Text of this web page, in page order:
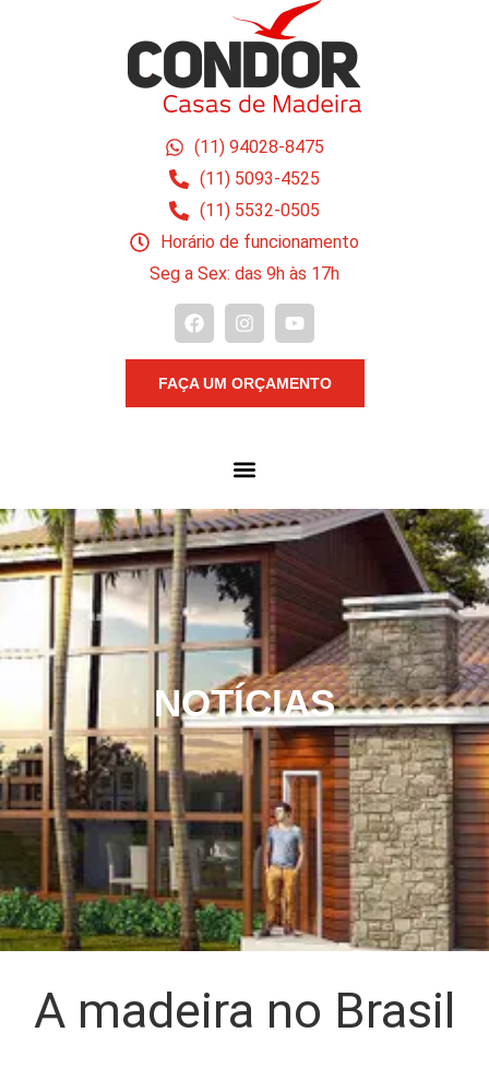
(11) 94028-8475
(11) 5093-4525
(11) 5532-0505
Horário de funcionamento
Seg a Sex: das 9h às 17h
FAÇA UM ORÇAMENTO
NOTÍCIAS
A madeira no Brasil